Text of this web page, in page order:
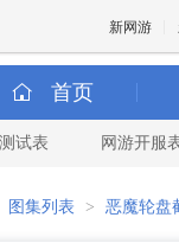
新网游
首页
试表 网游开服
图集列表 > 恶魔轮盘